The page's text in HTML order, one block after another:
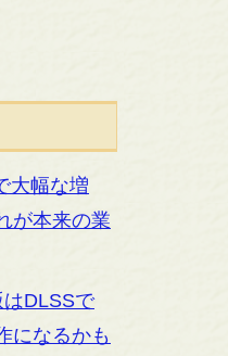
大幅な増
が本来の業
DLSSで
になるかも